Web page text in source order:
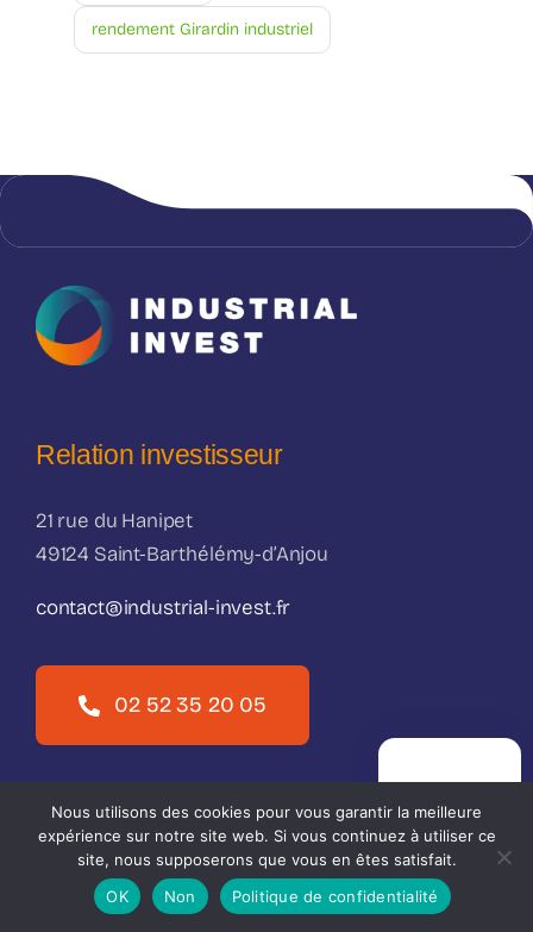
rendement Girardin industriel
Relation investisseur
21 rue du Hanipet
49124 Saint-Barthélémy-d’Anjou
contact@industrial-invest.fr
02 52 35 20 05
07 89 30 31 88
RENDEZ-VOUS
Nous utilisons des cookies pour vous garantir la meilleure
expérience sur notre site web. Si vous continuez à utiliser ce
site, nous supposerons que vous en êtes satisfait.
OK
Non Politique de confidentialité